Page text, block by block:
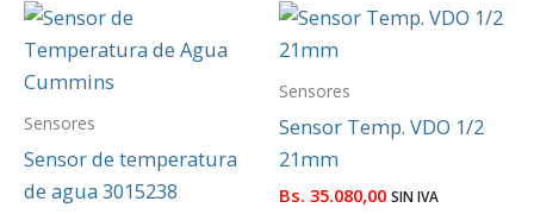
Sensores
Sensor de temperatura
de agua 3015238
Sensores
Sensor Temp. VDO 1/2
21mm
Bs. 35.080,00 SIN IVA